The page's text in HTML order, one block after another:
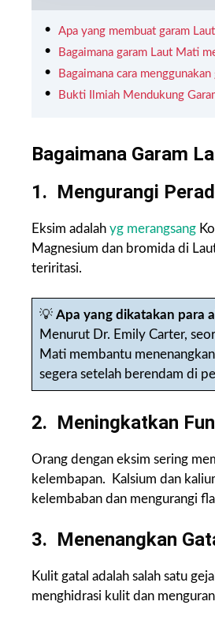
Apa yang membuat garam
Bagaimana garam Laut Mati
Bagaimana cara
Bukti Ilmiah Mendukung
Bagaimana Garam
1. Mengurangi
Eksim adalah yg merangsang
Magnesium dan bromida di
teriritasi.
💡 Apa yang dikatakan para
Menurut Dr. Emily Carter,
Mati membantu
segera setelah berendam di
2. Meningkatkan
Orang dengan eksim sering
kelembapan. Kalsium dan
kelembaban dan mengurangi
3. Menenangkan
Kulit gatal adalah salah satu
menghidrasi kulit dan